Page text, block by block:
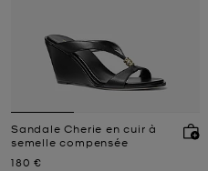
Sandale Cherie en cuir à
semelle compensée
Prix actuel
180 €